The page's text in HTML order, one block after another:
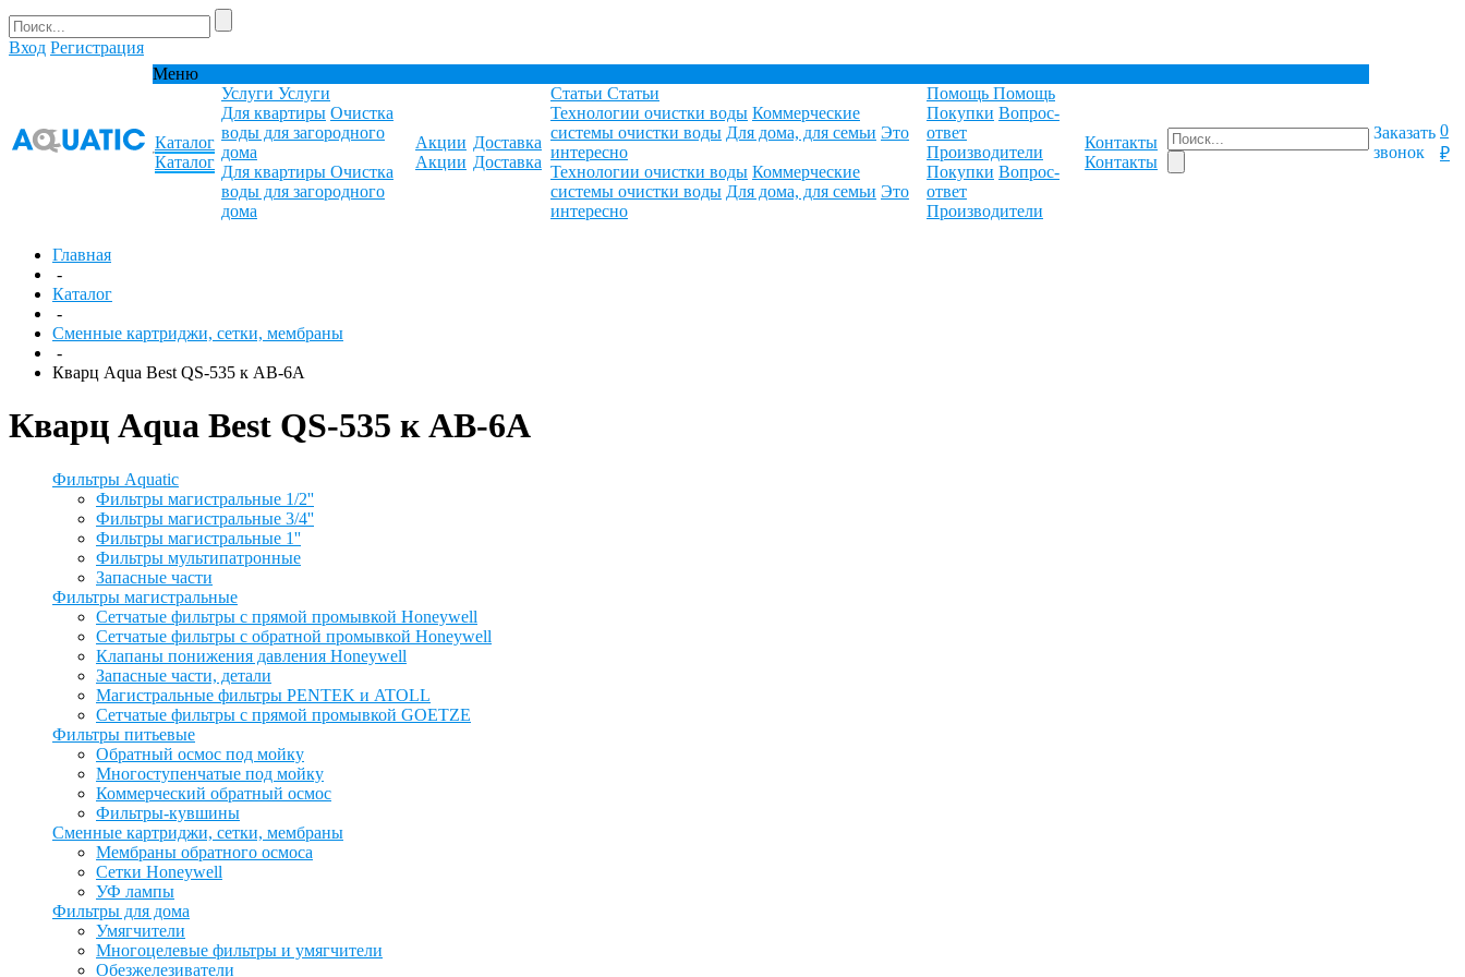
Вход Регистрация
Меню
Каталог
Каталог
Услуги Услуги
Для квартиры Очистка
воды для загородного
дома
Для квартиры Очистка
воды для загородного
дома
Акции
Акции
Доставка
Доставка
Статьи Статьи
Технологии очистки воды Коммерческие
системы очистки воды Для дома, для семьи Это
интересно
Технологии очистки воды Коммерческие
системы очистки воды Для дома, для семьи Это
интересно
Помощь Помощь
Покупки Вопрос-
ответ
Производители
Покупки Вопрос-
ответ
Производители
Контакты
Контакты
Заказать
звонок
0
₽
Главная
-
Каталог
-
Сменные картриджи, сетки, мембраны
-
Кварц Aqua Best QS-535 к АВ-6А
Кварц Aqua Best QS-535 к АВ-6А
Фильтры Aquatic
Фильтры магистральные 1/2''
Фильтры магистральные 3/4''
Фильтры магистральные 1''
Фильтры мультипатронные
Запасные части
Фильтры магистральные
Сетчатые фильтры с прямой промывкой Honeywell
Сетчатые фильтры с обратной промывкой Honeywell
Клапаны понижения давления Honeywell
Запасные части, детали
Магистральные фильтры PENTEK и ATOLL
Сетчатые фильтры с прямой промывкой GOETZE
Фильтры питьевые
Обратный осмос под мойку
Многоступенчатые под мойку
Коммерческий обратный осмос
Фильтры-кувшины
Сменные картриджи, сетки, мембраны
Мембраны обратного осмоса
Сетки Honeywell
УФ лампы
Фильтры для дома
Умягчители
Многоцелевые фильтры и умягчители
Обезжелезиватели